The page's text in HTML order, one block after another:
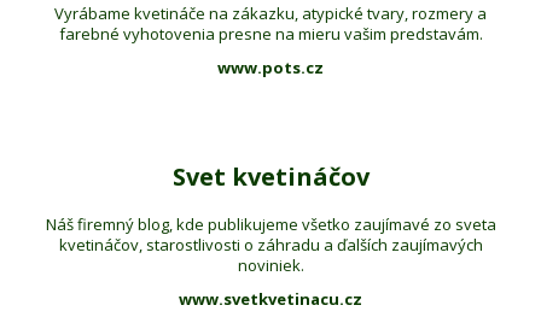
Vyrábame kvetináče na zákazku, atypické tvary, rozmery a
farebné vyhotovenia presne na mieru vašim predstavám.
www.pots.cz
Svet kvetináčov
Náš firemný blog, kde publikujeme všetko zaujímavé zo sveta
kvetináčov, starostlivosti o záhradu a ďalších zaujímavých
noviniek.
www.svetkvetinacu.cz